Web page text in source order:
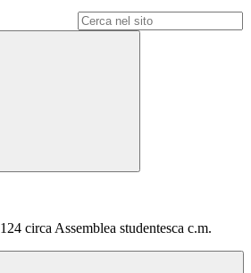
circa Assemblea studentesca c.m.